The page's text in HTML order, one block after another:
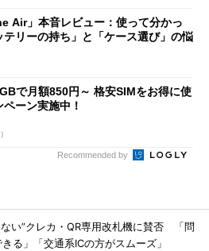
Air」本音レビュー：使って分かっ
テリーの持ち」と「ケース選び」の悩
で月額850円～ 格安SIMをお得に使
ペーン実施中！
Recommended by
ない”クレカ・QR専用改札機に賛否 「問
る」「交通系ICの方がスムーズ」